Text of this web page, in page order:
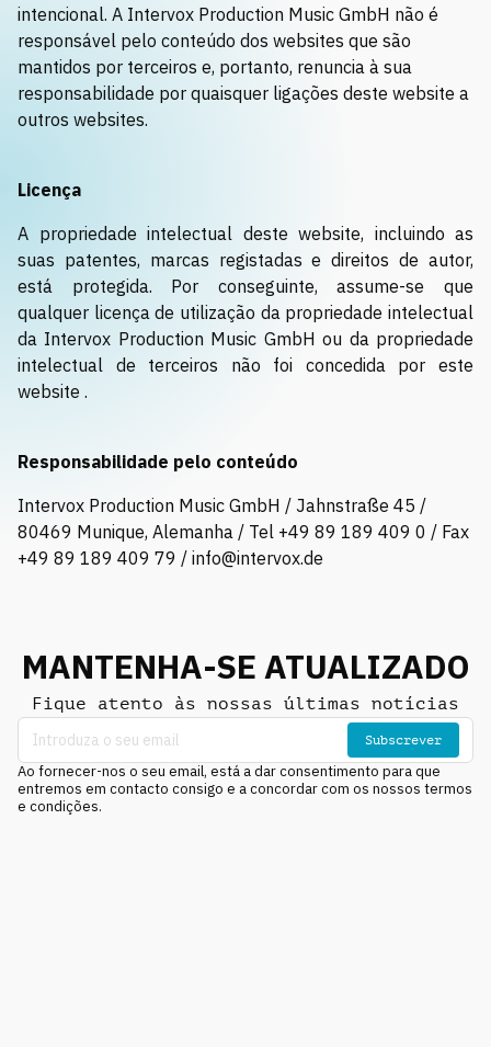
intencional. A Intervox Production Music GmbH não é
responsável pelo conteúdo dos websites que são
mantidos por terceiros e, portanto, renuncia à sua
responsabilidade por quaisquer ligações deste website a
outros websites.
Licença
A propriedade intelectual deste website, incluindo as
suas patentes, marcas registadas e direitos de autor,
está protegida. Por conseguinte, assume-se que
qualquer licença de utilização da propriedade intelectual
da Intervox Production Music GmbH ou da propriedade
intelectual de terceiros não foi concedida por este
website .
Responsabilidade pelo conteúdo
Intervox Production Music GmbH / Jahnstraße 45 /
80469 Munique, Alemanha / Tel +49 89 189 409 0 / Fax
+49 89 189 409 79 / info@intervox.de
MANTENHA-SE ATUALIZADO
Fique atento às nossas últimas notícias
Subscrever
Ao fornecer-nos o seu email, está a dar consentimento para que
entremos em contacto consigo e a concordar com os nossos termos
e condições.